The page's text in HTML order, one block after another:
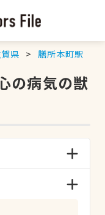
県 膳所本町駅
の病気の獣